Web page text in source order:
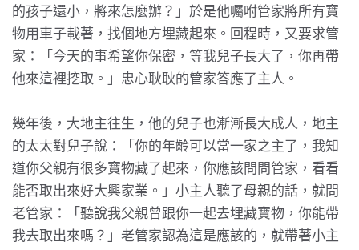
的孩子還小，將來怎麼辦？」於是他囑咐管家將所有寶
物用車子載著，找個地方埋藏起來。回程時，又要求管
家：「今天的事希望你保密，等我兒子長大了，你再帶
他來這裡挖取。」忠心耿耿的管家答應了主人。
幾年後，大地主往生，他的兒子也漸漸長大成人，地主
的太太對兒子說：「你的年齡可以當一家之主了，我知
道你父親有很多寶物藏了起來，你應該問問管家，看看
能否取出來好大興家業。」小主人聽了母親的話，就問
老管家：「聽說我父親曾跟你一起去埋藏寶物，你能帶
我去取出來嗎？」老管家認為這是應該的，就帶著小主